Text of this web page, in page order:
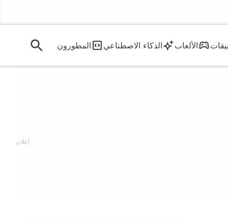
الألعاب الذكاء الاصطناعي المطورون